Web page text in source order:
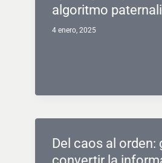
algoritmo
4 enero, 2025
Del caos al orden: